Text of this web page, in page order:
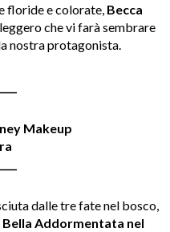
floride e colorate, Becca
che vi farà sembrare
nostra protagonista.
Makeup
dalle tre fate nel bosco,
Bella Addormentata nel